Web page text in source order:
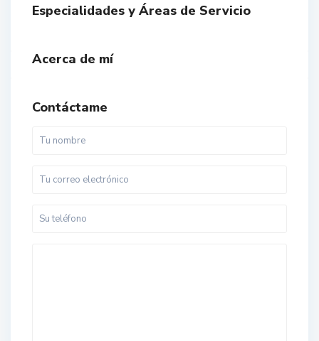
Especialidades y Áreas de Servicio
Acerca de mí
Contáctame